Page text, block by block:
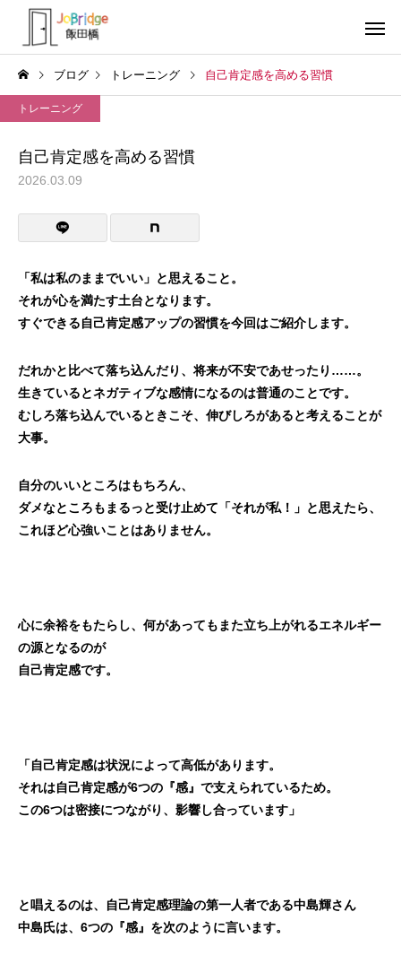
利用者の声
働き続けるための土台
ブログ トレーニング 自己肯定感を高める習慣
トレーニング
自己肯定感を高める習慣
2026.03.09
「私は私のままでいい」と思えること。
それが心を満たす土台となります。
すぐできる自己肯定感アップの習慣を今回はご紹介します。
だれかと比べて落ち込んだり、将来が不安であせったり……。
生きているとネガティブな感情になるのは普通のことです。
むしろ落ち込んでいるときこそ、伸びしろがあると考えることが
大事。
自分のいいところはもちろん、
ダメなところもまるっと受け止めて「それが私！」と思えたら、
これほど心強いことはありません。
心に余裕をもたらし、何があってもまた立ち上がれるエネルギー
の源となるのが
自己肯定感です。
「自己肯定感は状況によって高低があります。
それは自己肯定感が6つの『感』で支えられているため。
この6つは密接につながり、影響し合っています」
と唱えるのは、自己肯定感理論の第一人者である中島輝さん
中島氏は、6つの『感』を次のように言います。